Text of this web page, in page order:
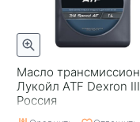
Масло
Лукойл ATF Dexron III
Россия